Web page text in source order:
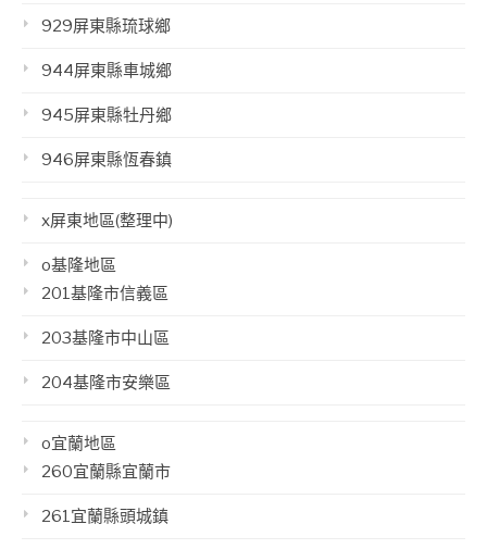
929屏東縣琉球鄉
944屏東縣車城鄉
945屏東縣牡丹鄉
946屏東縣恆春鎮
x屏東地區(整理中)
o基隆地區
201基隆市信義區
203基隆市中山區
204基隆市安樂區
o宜蘭地區
260宜蘭縣宜蘭市
261宜蘭縣頭城鎮